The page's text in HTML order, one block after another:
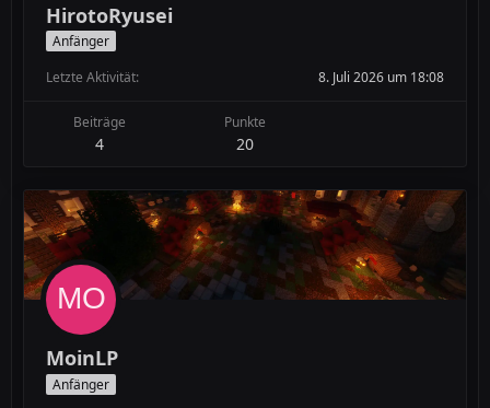
HirotoRyusei
Anfänger
Letzte Aktivität
8. Juli 2026 um 18:08
Beiträge
4
Punkte
20
MoinLP
Anfänger